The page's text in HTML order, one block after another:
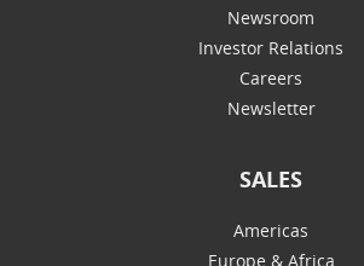
Newsroom
Investor Relations
Careers
Newsletter
SALES
Americas
Europe & Africa